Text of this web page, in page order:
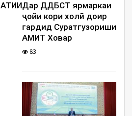
Дар ДДҲБСТ ярмаркаи
ҷойи кори холӣ доир
гардид Суратгузориши
АМИТ Ховар
83